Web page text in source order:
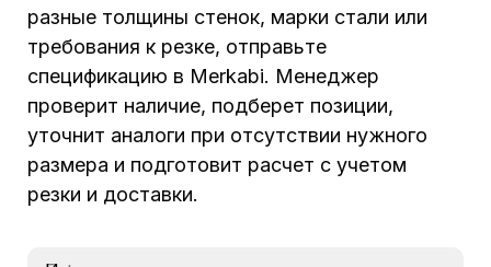
разные толщины стенок, марки стали или
требования к резке, отправьте
спецификацию в Merkabi. Менеджер
проверит наличие, подберет позиции,
уточнит аналоги при отсутствии нужного
размера и подготовит расчет с учетом
резки и доставки.